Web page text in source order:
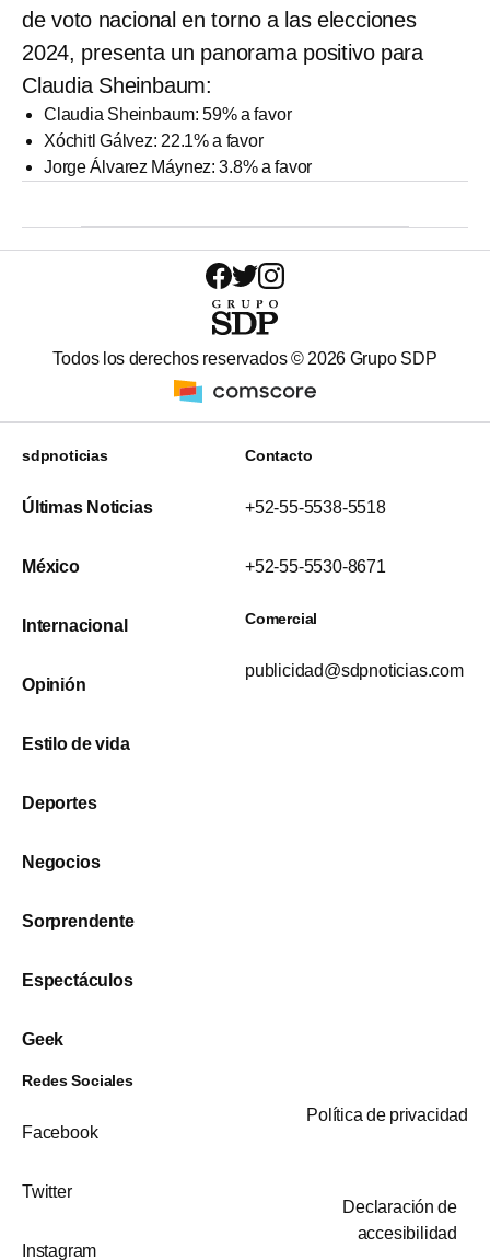
de voto nacional en torno a las elecciones
2024, presenta un panorama positivo para
Claudia Sheinbaum:
Claudia Sheinbaum: 59% a favor
Xóchitl Gálvez: 22.1% a favor
Jorge Álvarez Máynez: 3.8% a favor
Todos los derechos reservados © 2026 Grupo SDP
sdpnoticias
Últimas Noticias
México
Internacional
Opinión
Estilo de vida
Deportes
Negocios
Sorprendente
Espectáculos
Geek
Contacto
+52-55-5538-5518
+52-55-5530-8671
Comercial
publicidad@sdpnoticias.com
Redes Sociales
Facebook
Twitter
Instagram
Política de privacidad
Declaración de
accesibilidad